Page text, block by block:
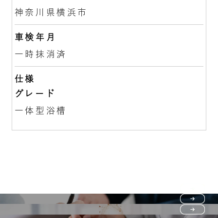
神奈川県横浜市
車検年月
一時抹消済
仕様
グレード
一体型浴槽